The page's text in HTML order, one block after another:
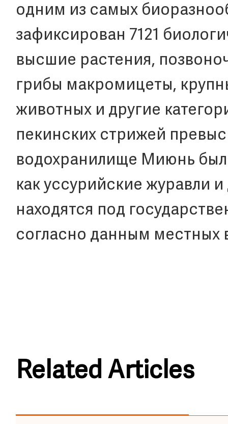
одним из самых
зафиксирован 7121
высшие растения,
грибы макромицеты,
животных и другие
пекинских стрижей
водохранилище Миюнь
как уссурийские журавли
находятся под
согласно данным местных
Related Articles